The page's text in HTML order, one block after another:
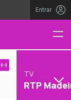
Entrar
TV
RTP